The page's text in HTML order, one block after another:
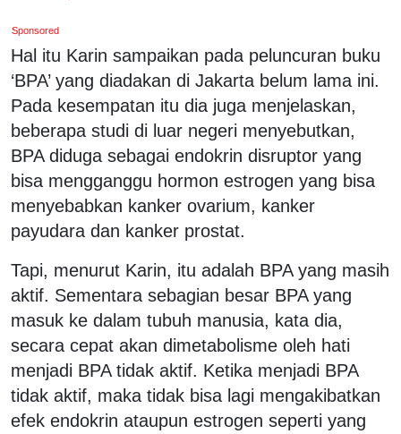
Sponsored
Hal itu Karin sampaikan pada peluncuran buku
‘BPA’ yang diadakan di Jakarta belum lama ini.
Pada kesempatan itu dia juga menjelaskan,
beberapa studi di luar negeri menyebutkan,
BPA diduga sebagai endokrin disruptor yang
bisa mengganggu hormon estrogen yang bisa
menyebabkan kanker ovarium, kanker
payudara dan kanker prostat.
Tapi, menurut Karin, itu adalah BPA yang masih
aktif. Sementara sebagian besar BPA yang
masuk ke dalam tubuh manusia, kata dia,
secara cepat akan dimetabolisme oleh hati
menjadi BPA tidak aktif. Ketika menjadi BPA
tidak aktif, maka tidak bisa lagi mengakibatkan
efek endokrin ataupun estrogen seperti yang